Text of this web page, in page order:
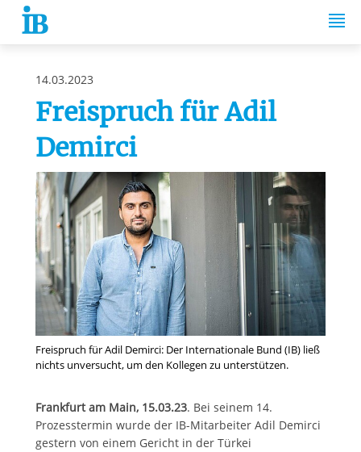
Springe zum Inhalt
14.03.2023
Freispruch für Adil
Demirci
Freispruch für Adil Demirci: Der Internationale Bund (IB) ließ
nichts unversucht, um den Kollegen zu unterstützen.
Frankfurt am Main, 15.03.23. Bei seinem 14.
Prozesstermin wurde der IB-Mitarbeiter Adil Demirci
gestern von einem Gericht in der Türkei